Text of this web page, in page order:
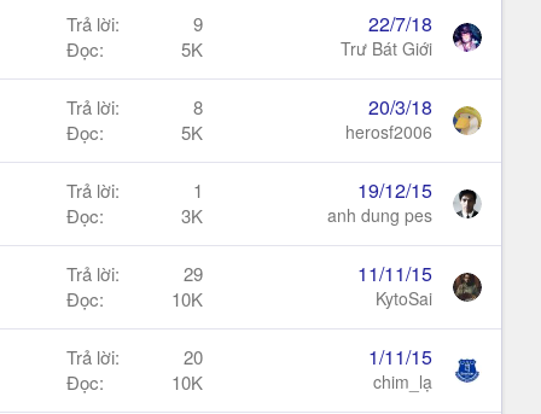
Trả lời
9
Đọc
5K
22/7/18
Trư Bát Giới
Trả lời
8
Đọc
5K
20/3/18
herosf2006
Trả lời
1
Đọc
3K
19/12/15
anh dung pes
Trả lời
29
Đọc
10K
11/11/15
KytoSai
Trả lời
20
Đọc
10K
1/11/15
chim_lạ